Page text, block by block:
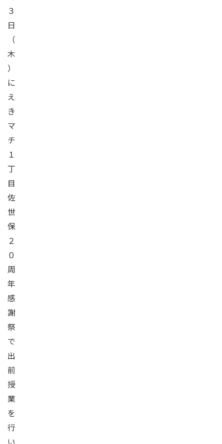
３
日
（
木
）
に
え
き
マ
チ
１
丁
目
佐
世
保
２
０
周
年
感
謝
祭
で
出
前
授
業
を
行
い